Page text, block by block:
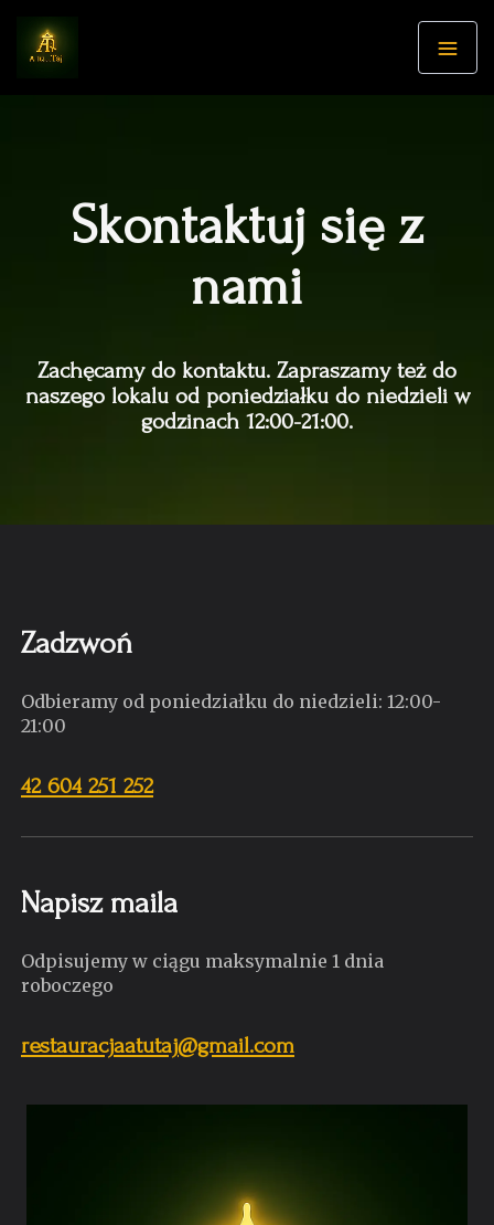
Skontaktuj się z
nami
Zachęcamy do kontaktu. Zapraszamy też do
naszego lokalu od poniedziałku do niedzieli w
godzinach 12:00-21:00.
Zadzwoń
Odbieramy od poniedziałku do niedzieli: 12:00-
21:00
42 604 251 252
Napisz maila
Odpisujemy w ciągu maksymalnie 1 dnia
roboczego
restauracjaatutaj@gmail.com